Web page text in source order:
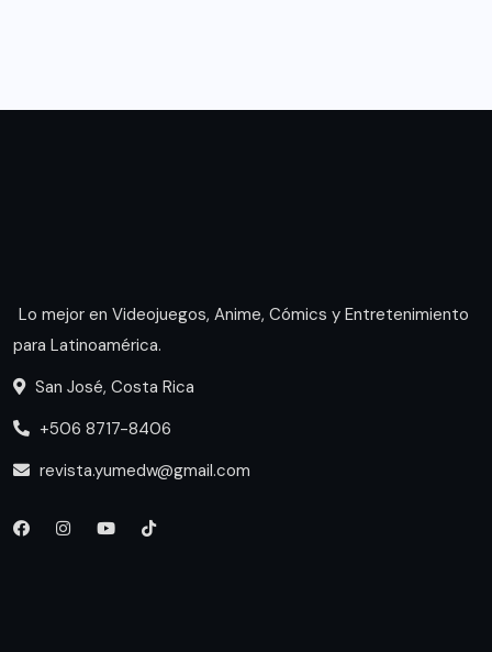
Lo mejor en Videojuegos, Anime, Cómics y Entretenimiento
para Latinoamérica.
San José, Costa Rica
+506 8717-8406
revista.yumedw@gmail.com